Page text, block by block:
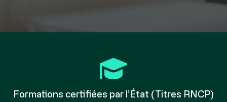
Formations certifiées par l’État (Titres RNCP)